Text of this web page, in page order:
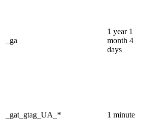
_ga
1 year 1
month 4
days
_gat_gtag_UA_*
1 minute